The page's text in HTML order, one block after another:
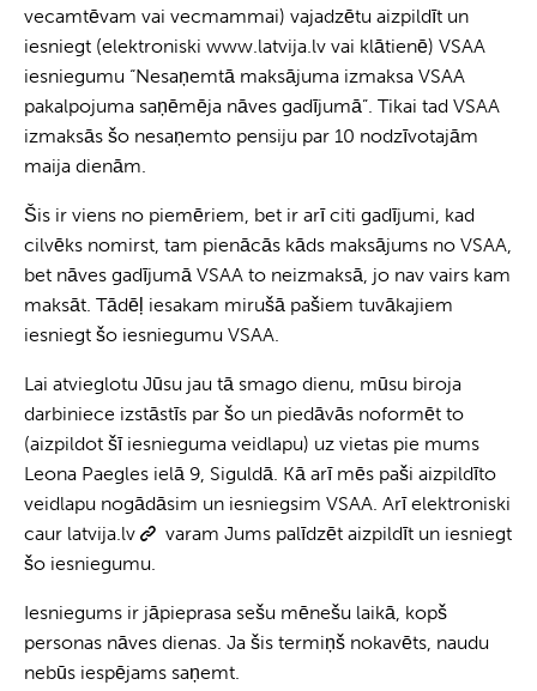
vecamtēvam vai vecmammai) vajadzētu aizpildīt un
iesniegt (elektroniski www.latvija.lv vai klātienē) VSAA
iesniegumu “Nesaņemtā maksājuma izmaksa VSAA
pakalpojuma saņēmēja nāves gadījumā”. Tikai tad VSAA
izmaksās šo nesaņemto pensiju par 10 nodzīvotajām
maija dienām.
Šis ir viens no piemēriem, bet ir arī citi gadījumi, kad
cilvēks nomirst, tam pienācās kāds maksājums no VSAA,
bet nāves gadījumā VSAA to neizmaksā, jo nav vairs kam
maksāt. Tādēļ iesakam mirušā pašiem tuvākajiem
iesniegt šo iesniegumu VSAA.
Lai atvieglotu Jūsu jau tā smago dienu, mūsu biroja
darbiniece izstāstīs par šo un piedāvās noformēt to
(aizpildot šī iesnieguma veidlapu) uz vietas pie mums
Leona Paegles ielā 9, Siguldā. Kā arī mēs paši aizpildīto
veidlapu nogādāsim un iesniegsim VSAA. Arī elektroniski
caur latvija.lv
varam Jums palīdzēt aizpildīt un iesniegt
šo iesniegumu.
Iesniegums ir jāpieprasa sešu mēnešu laikā, kopš
personas nāves dienas. Ja šis termiņš nokavēts, naudu
nebūs iespējams saņemt.